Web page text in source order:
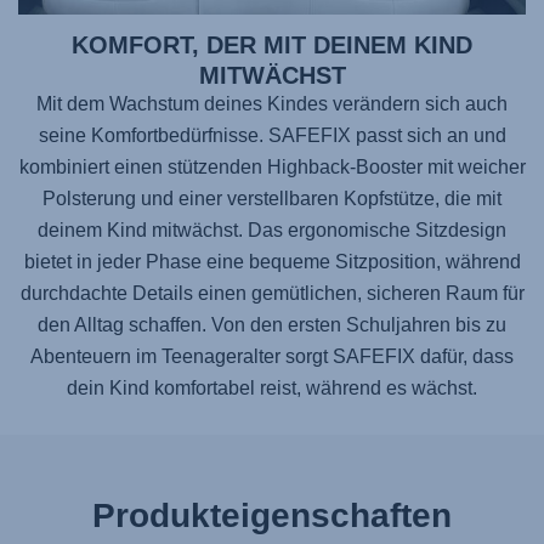
KOMFORT, DER MIT DEINEM KIND
MITWÄCHST
Mit dem Wachstum deines Kindes verändern sich auch
seine Komfortbedürfnisse. SAFEFIX passt sich an und
kombiniert einen stützenden Highback-Booster mit weicher
Polsterung und einer verstellbaren Kopfstütze, die mit
deinem Kind mitwächst. Das ergonomische Sitzdesign
bietet in jeder Phase eine bequeme Sitzposition, während
durchdachte Details einen gemütlichen, sicheren Raum für
den Alltag schaffen. Von den ersten Schuljahren bis zu
Abenteuern im Teenageralter sorgt SAFEFIX dafür, dass
dein Kind komfortabel reist, während es wächst.
Produkteigenschaften